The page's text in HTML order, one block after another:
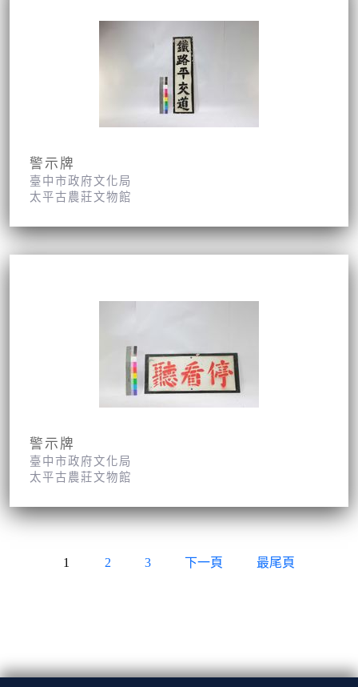
警示牌
臺中市政府文化局
太平古農莊文物館
警示牌
臺中市政府文化局
太平古農莊文物館
1 2 3 下一頁 最尾頁